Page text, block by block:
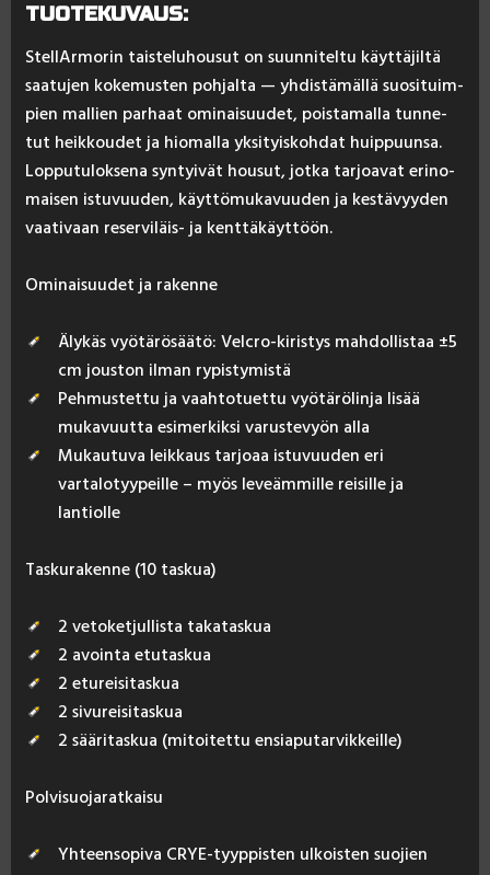
TUOTEKUVAUS:
Stel­lAr­mo­rin tais­te­lu­hou­sut on suun­ni­tel­tu käyt­tä­jil­tä
saa­tu­jen ko­ke­mus­ten poh­jal­ta — yh­dis­tä­mäl­lä suo­si­tuim­
pien mal­lien par­haat omi­nai­suu­det, pois­ta­mal­la tun­ne­
tut heik­kou­det ja hio­mal­la yk­si­tyis­koh­dat huip­puun­sa.
Lop­pu­tu­lok­se­na syn­tyi­vät hou­sut, jot­ka tar­joa­vat eri­no­
mai­sen is­tu­vuu­den, käyt­tö­mu­ka­vuu­den ja kes­tä­vyy­den
vaa­ti­vaan re­ser­vi­läis- ja kent­tä­käyt­töön.
Omi­nai­suu­det ja ra­ken­ne
Älykäs vyötärösäätö: Velcro-kiristys mahdollistaa ±5
cm jouston ilman rypistymistä
Pehmustettu ja vaahtotuettu vyötärölinja lisää
mukavuutta esimerkiksi varustevyön alla
Mukautuva leikkaus tarjoaa istuvuuden eri
vartalotyypeille – myös leveämmille reisille ja
lantiolle
Tas­ku­ra­ken­ne (10 tas­kua)
2 vetoketjullista takataskua
2 avointa etutaskua
2 etureisitaskua
2 sivureisitaskua
2 sääritaskua (mitoitettu ensiaputarvikkeille)
Pol­vi­suo­ja­rat­kai­su
Yhteensopiva CRYE-tyyppisten ulkoisten suojien